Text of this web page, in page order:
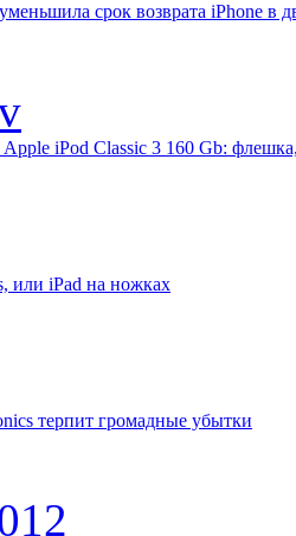
срок возврата iPhone в
Apple iPod Classic 3 160 Gb:
или iPad на ножках
терпит громадные убытки